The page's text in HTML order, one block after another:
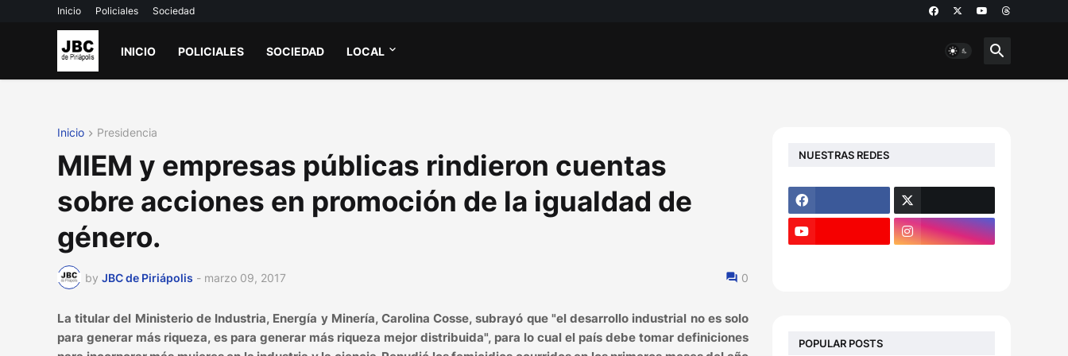
Inicio Policiales Sociedad
INICIO POLICIALES SOCIEDAD LOCAL
Inicio Presidencia
MIEM y empresas públicas rindieron cuentas
sobre acciones en promoción de la igualdad de
género.
by JBC de Piriápolis - marzo 09, 2017 0
La titular del Ministerio de Industria, Energía y Minería, Carolina Cosse, subrayó que "el desarrollo industrial no es solo
para generar más riqueza, es para generar más riqueza mejor distribuida", para lo cual el país debe tomar definiciones
NUESTRAS REDES
POPULAR POSTS